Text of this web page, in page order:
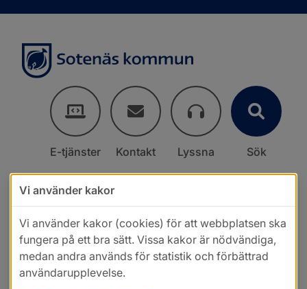
E-tjänster Kontakt Lyssna Sök
Vi använder kakor
Vi använder kakor (cookies) för att webbplatsen ska
fungera på ett bra sätt. Vissa kakor är nödvändiga,
medan andra används för statistik och förbättrad
användarupplevelse.